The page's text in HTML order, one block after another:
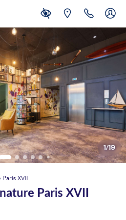
1/19
XVII
Paris XVII